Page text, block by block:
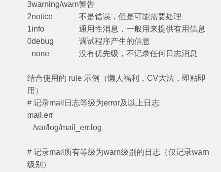
3warning/warn警告
2notice
不是错误，但是可能需要处理
1info
通用性消息，一般用来提供有用信息
0debug
调试程序产生的信息
none
没有优先级，不记录任何日志消息
结合使用的 rule 示例（懒人福利，CV大法，即粘即
用）
# 记录mail日志等级为error及以上日志
mail.err
/var/log/mail_err.log
# 记录mail所有等级为warn级别的日志（仅记录warn
级别）